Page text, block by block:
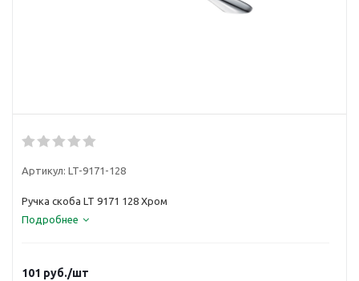
Артикул: LT-9171-128
Ручка скоба LT 9171 128 Хром
Подробнее
101 руб./шт